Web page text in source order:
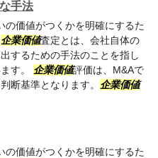
手法
の価値がつくかを明確にするた
企業価値査定とは、会社自体の
するための手法のことを指し
す。 企業価値評価は、M&Aで
断基準となります。 企業価値
の価値がつくかを明確にするた